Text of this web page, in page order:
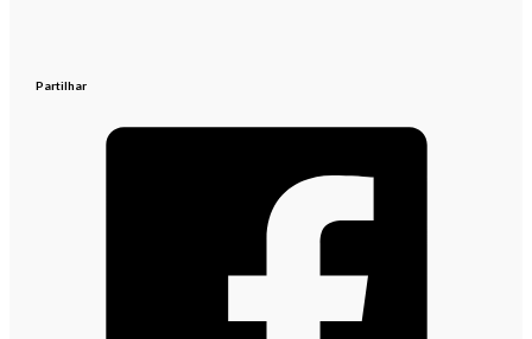
Partilhar